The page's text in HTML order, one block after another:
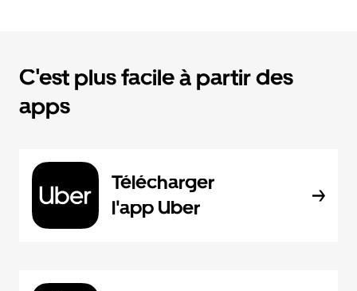
C'est plus facile à partir des
apps
Télécharger
l'app Uber